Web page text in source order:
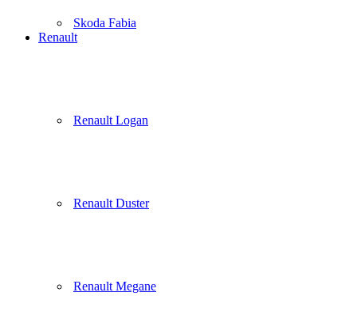
Skoda Fabia
Renault
Renault Logan
Renault Duster
Renault Megane